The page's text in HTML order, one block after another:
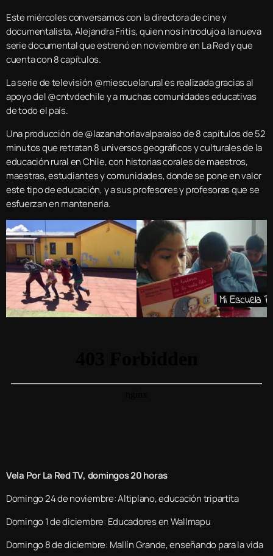
Este miércoles conversamos con la directora de cine y
documentalista, Alejandra Fritis, quien nos introdujo a la nueva
serie documental que estrenó en noviembre en La Red y que
cuenta con 8 capítulos.
La serie de televisión @miescuelarural es realizada gracias al
apoyo del @cntvdechile y a muchas comunidades educativas
de todo el país.
Una producción de @lazanahoriavalparaiso de 8 capítulos de 52
minutos que retratan 8 universos geográficos y culturales de la
educación rural en Chile, con historias corales de maestros,
maestras, estudiantes y comunidades, donde se pone en valor
este tipo de educación, y a sus profesores y profesoras que se
esfuerzan en mantenerla.
Vela Por La Red TV, domingos 20 horas
Domingo 24 de noviembre: Altiplano, educación tripartita
Domingo 1 de diciembre: Educadores en Wallmapu
Domingo 8 de diciembre: Mallín Grande, enseñando para la vida